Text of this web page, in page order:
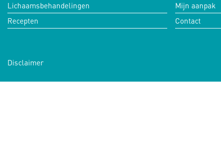
Lichaamsbehandelingen
Recepten
Mijn aanpak
Contact
Disclaimer